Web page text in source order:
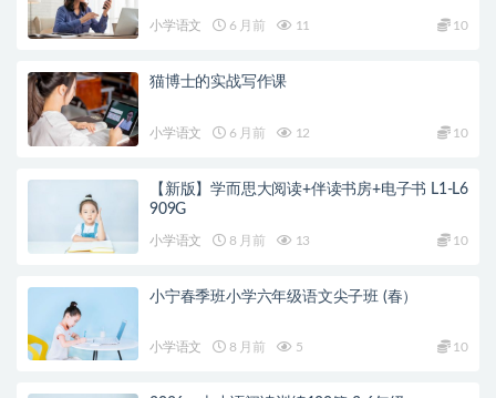
小学语文 6 月前 11 10
猫博士的实战写作课
小学语文 6 月前 12 10
【新版】学而思大阅读+伴读书房+电子书 L1-L6
909G
小学语文 8 月前 13 10
小宁春季班小学六年级语文尖子班 (春）
小学语文 8 月前 5 10